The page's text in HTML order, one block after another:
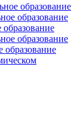
образование
образование
образование